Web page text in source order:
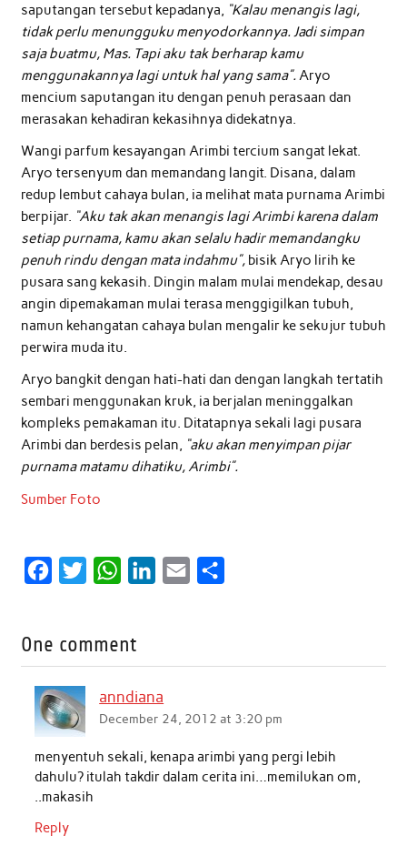
saputangan tersebut kepadanya,
“Kalau menangis lagi,
tidak perlu menungguku menyodorkannya. Jadi simpan
saja buatmu, Mas. Tapi aku tak berharap kamu
menggunakannya lagi untuk hal yang sama”.Aryo
mencium saputangan itu dengan penuh perasaan dan
merasakan kehadiran kekasihnya didekatnya.
Wangi parfum kesayangan Arimbi tercium sangat lekat.
Aryo tersenyum dan memandang langit. Disana, dalam
redup lembut cahaya bulan, ia melihat mata purnama Arimbi
berpijar. “Aku tak akan menangis lagi Arimbi karena dalam
setiap purnama, kamu akan selalu hadir memandangku
penuh rindu dengan mata indahmu”, bisik Aryo lirih ke
pusara sang kekasih. Dingin malam mulai mendekap, desau
angin dipemakaman mulai terasa menggigilkan tubuh,
namun kehangatan cahaya bulan mengalir ke sekujur tubuh
perwira muda itu.
Aryo bangkit dengan hati-hati dan dengan langkah tertatih
sembari menggunakan kruk, ia berjalan meninggalkan
kompleks pemakaman itu. Ditatapnya sekali lagi pusara
Arimbi dan berdesis pelan, “aku akan menyimpan pijar
purnama matamu dihatiku, Arimbi”.
Sumber Foto
e
o
o
k
t
W
t
A
p
d
n
One comment
anndiana
December 24, 2012 at 3:20 pm
menyentuh sekali, kenapa arimbi yang pergi lebih
dahulu? itulah takdir dalam cerita ini…memilukan om,
..makasih
Reply